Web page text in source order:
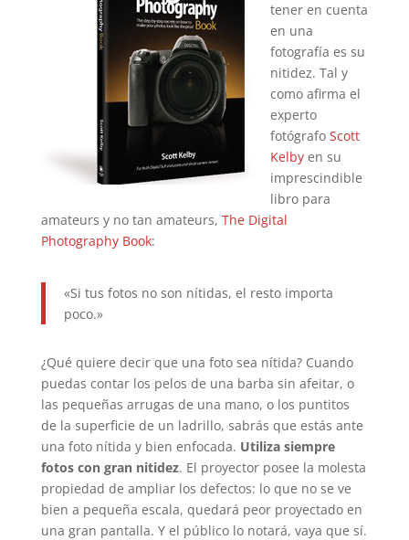
tener en cuenta
en una
fotografía es su
nitidez. Tal y
como afirma el
experto
fotógrafo Scott
Kelbyen su
imprescindible
libro para
amateurs y no tan amateurs, The Digital
Photography Book:
«Si tus fotos no son nítidas, el resto importa
poco.»
¿Qué quiere decir que una foto sea nítida? Cuando
puedas contar los pelos de una barba sin afeitar, o
las pequeñas arrugas de una mano, o los puntitos
de la superficie de un ladrillo, sabrás que estás ante
una foto nítida y bien enfocada. Utiliza siempre
fotos con gran nitidez. El proyector posee la molesta
propiedad de ampliar los defectos: lo que no se ve
bien a pequeña escala, quedará peor proyectado en
una gran pantalla. Y el público lo notará, vaya que sí.